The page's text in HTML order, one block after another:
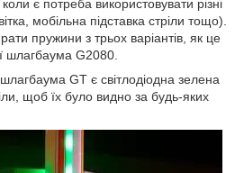
є потреба використовувати різні
мобільна підставка стріли тощо).
пружини з трьох варіантів, як це
шлагбаума G2080.
шлагбаума GT є світлодіодна зелена
щоб їх було видно за будь-яких